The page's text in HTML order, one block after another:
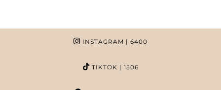
INSTAGRAM | 6400
TIKTOK | 1506